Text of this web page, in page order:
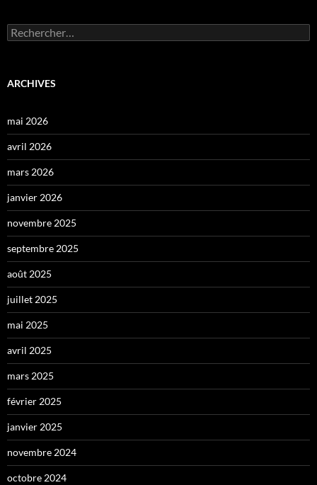
Rechercher :
ARCHIVES
mai 2026
avril 2026
mars 2026
janvier 2026
novembre 2025
septembre 2025
août 2025
juillet 2025
mai 2025
avril 2025
mars 2025
février 2025
janvier 2025
novembre 2024
octobre 2024